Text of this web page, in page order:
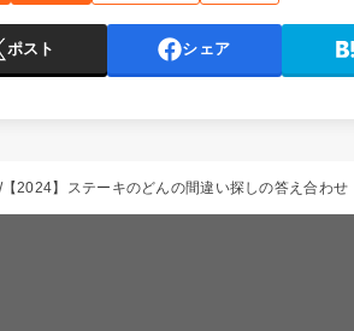
ポスト シェア
【2024】ステーキのどんの間違い探しの答え合わせ